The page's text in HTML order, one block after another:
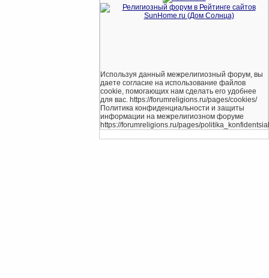
Используя данный межрелигиозный форум, вы
даете согласие на использование файлов
cookie, помогающих нам сделать его удобнее
для вас. https://forumreligions.ru/pages/cookies/
Политика конфиденциальности и защиты
информации на межрелигиозном форуме
https://forumreligions.ru/pages/